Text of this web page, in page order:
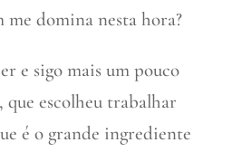
domina nesta hora?
e sigo mais um pouco
que escolheu trabalhar
é o grande ingrediente